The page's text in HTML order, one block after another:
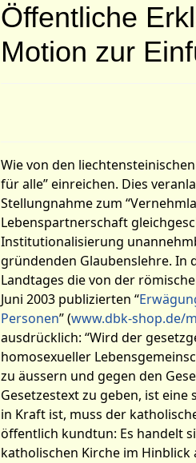
Öffentliche
Motion zur
Wie von den
für alle” einreichen. Dies
Stellungnahme zum
Lebenspartnerschaft
Institutionalisierung
gründenden Glaubenslehre. In
Landtages die von der
Juni 2003 publizierten “
Personen” (www.dbk-shop.de/
ausdrücklich: “Wird der
homosexueller
zu äussern und gegen den
Gesetzestext zu geben, ist
in Kraft ist, muss der
öffentlich kundtun: Es handelt
katholischen Kirche im